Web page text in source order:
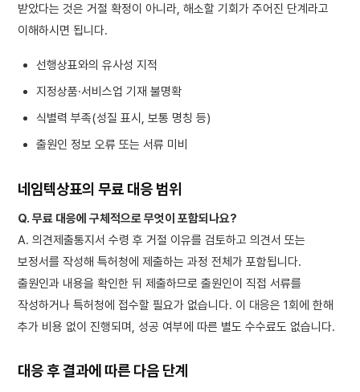
받았다는 것은 거절 확정이 아니라, 해소할 기회가 주어진 단계라고
이해하시면 됩니다.
선행상표와의 유사성 지적
지정상품·서비스업 기재 불명확
식별력 부족(성질 표시, 보통 명칭 등)
출원인 정보 오류 또는 서류 미비
네임텍상표의 무료 대응 범위
Q. 무료 대응에 구체적으로 무엇이 포함되나요?
A. 의견제출통지서 수령 후 거절 이유를 검토하고 의견서 또는
보정서를 작성해 특허청에 제출하는 과정 전체가 포함됩니다.
출원인과 내용을 확인한 뒤 제출하므로 출원인이 직접 서류를
작성하거나 특허청에 접수할 필요가 없습니다. 이 대응은 1회에 한해
추가 비용 없이 진행되며, 성공 여부에 따른 별도 수수료도 없습니다.
대응 후 결과에 따른 다음 단계